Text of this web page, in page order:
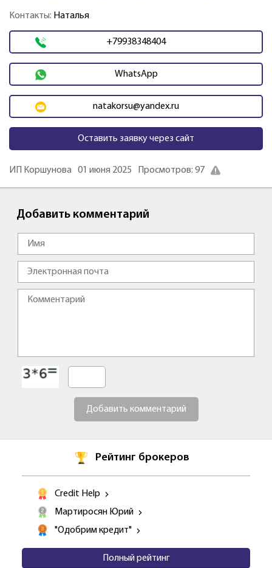
Контакты: Наталья
+79938348404
WhatsApp
natakorsu@yandex.ru
Оставить заявку через сайт
ИП Коршунова 01 июня 2025 Просмотров: 97
Добавить комментарий
Добавить комментарий
Рейтинг брокеров
Credit Help
Мартиросян Юрий
"Одобрим кредит"
Полный рейтинг